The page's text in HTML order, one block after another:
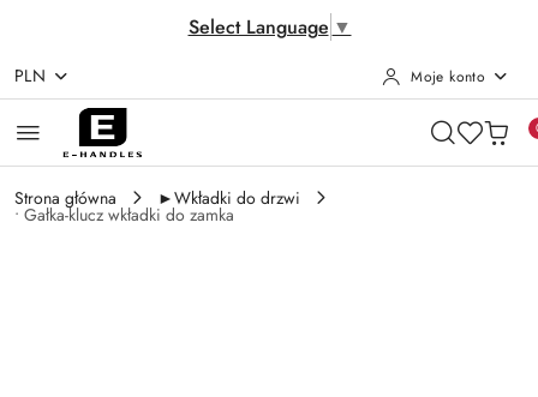
Select Language ▼
Przejdź do treści głównej
Przejdź do wyszukiwarki
Przejdź do moje konto
Przejdź do menu głównego
Przejdź do opisu produktu
Przejdź do stopki
PLN Moje konto
Strona główna ►Wkładki do drzwi
• Gałka-klucz wkładki do zamka